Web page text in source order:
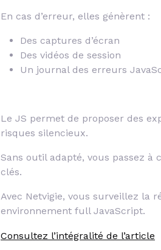
En cas d’erreur, elles génèrent :
Des captures d’écran
Des vidéos de session
Un journal des erreurs
Le JS permet de proposer des
risques silencieux.
Sans outil adapté, vous passez
clés.
Avec Netvigie, vous surveillez la
environnement full JavaScript.
Consultez l’intégralité de l’article